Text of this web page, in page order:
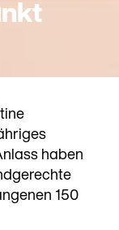
haben
150